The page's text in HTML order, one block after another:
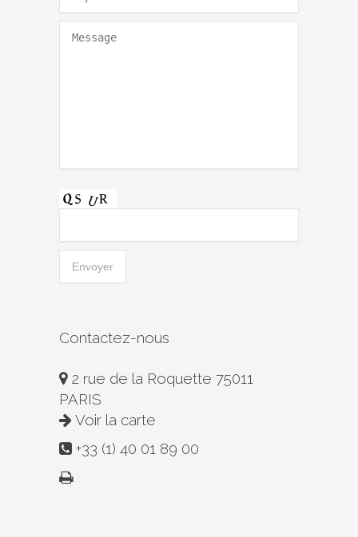
Contactez-nous
2 rue de la Roquette 75011
PARIS
Voir la carte
+33 (1) 40 01 89 00